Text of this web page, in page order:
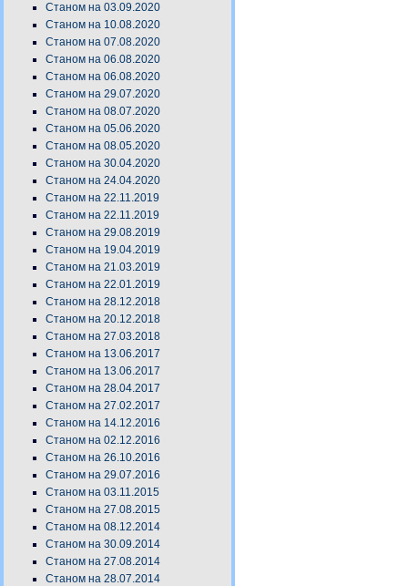
Станом на 03.09.2020
Станом на 10.08.2020
Станом на 07.08.2020
Станом на 06.08.2020
Станом на 06.08.2020
Станом на 29.07.2020
Станом на 08.07.2020
Станом на 05.06.2020
Станом на 08.05.2020
Станом на 30.04.2020
Станом на 24.04.2020
Станом на 22.11.2019
Станом на 22.11.2019
Станом на 29.08.2019
Станом на 19.04.2019
Станом на 21.03.2019
Станом на 22.01.2019
Станом на 28.12.2018
Станом на 20.12.2018
Станом на 27.03.2018
Станом на 13.06.2017
Станом на 13.06.2017
Станом на 28.04.2017
Станом на 27.02.2017
Станом на 14.12.2016
Станом на 02.12.2016
Станом на 26.10.2016
Станом на 29.07.2016
Станом на 03.11.2015
Станом на 27.08.2015
Станом на 08.12.2014
Станом на 30.09.2014
Станом на 27.08.2014
Станом на 28.07.2014